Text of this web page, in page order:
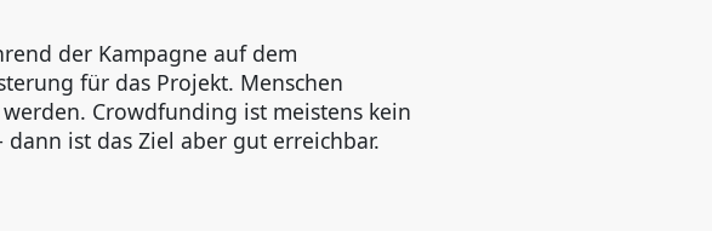
der Kampagne auf dem
für das Projekt. Menschen
Crowdfunding ist meistens kein
ist das Ziel aber gut erreichbar.